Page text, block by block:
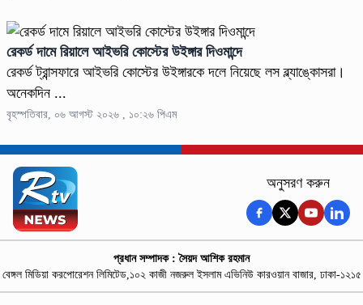
রেকর্ড দামে রিয়ালে আইভরি কোস্টের উইঙ্গার দিওমান্দে
রেকর্ড ট্রান্সফারে আইভরি কোস্টের উইঙ্গারকে দলে নিয়েছে লস ব্ল্যাঙ্কোসরা।
অনেকদিন ...
বৃহস্পতিবার, ০৬ আগস্ট ২০২৬ , ১০:২৬ পিএম
অনুসরণ করুন
প্রধান সম্পাদক : সৈয়দ আশিক রহমান
বেঙ্গল মিডিয়া করপোরেশন লিমিটেড,১০২ কাজী নজরুল ইসলাম এভিনিউ কারওয়ান বাজার, ঢাকা-১২১৫